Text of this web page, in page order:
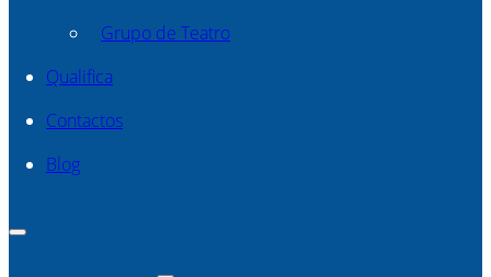
Grupo de Teatro
Qualifica
Contactos
Blog